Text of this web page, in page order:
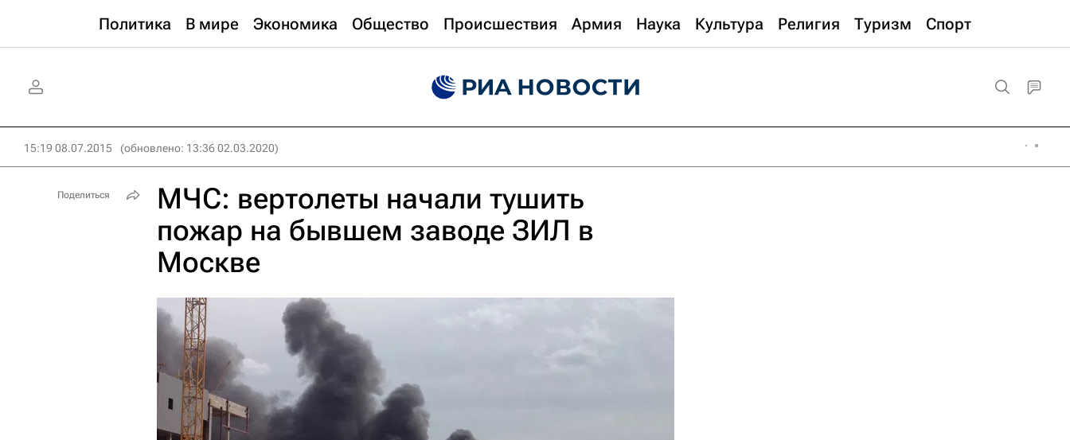
Политика В мире Экономика Общество Происшествия Армия Наука Культура Религия Туризм Спорт
15:19 08.07.2015 (обновлено: 13:36 02.03.2020)
МЧС: вертолеты начали тушить
пожар на бывшем заводе ЗИЛ в
Москве
Поделиться